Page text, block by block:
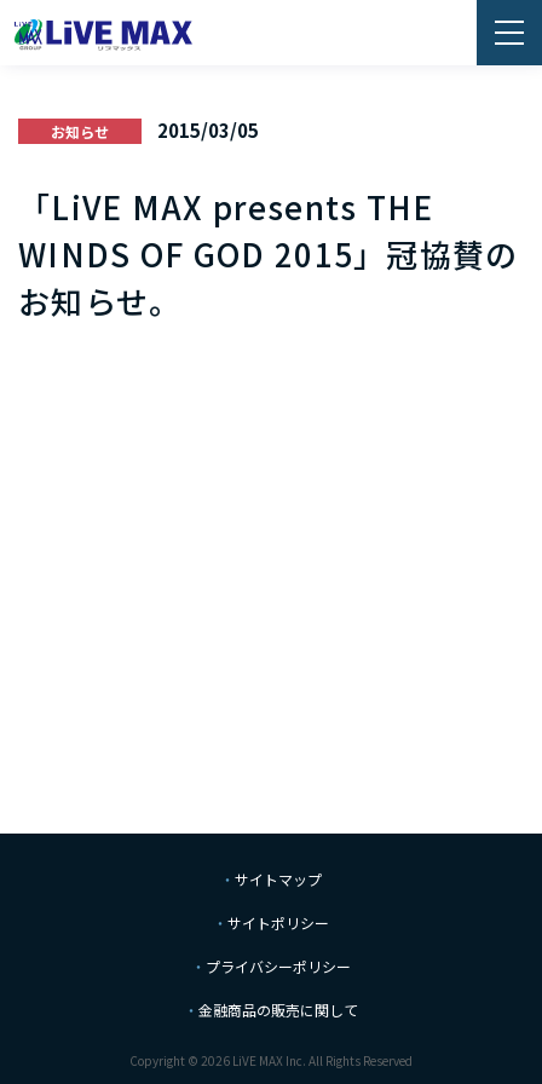
お知らせ 2015/03/05
「LiVE MAX presents THE
WINDS OF GOD 2015」冠協賛の
お知らせ。
サイトマップ
サイトポリシー
プライバシーポリシー
金融商品の販売に関して
Copyright © 2026 LiVE MAX Inc. All Rights Reserved